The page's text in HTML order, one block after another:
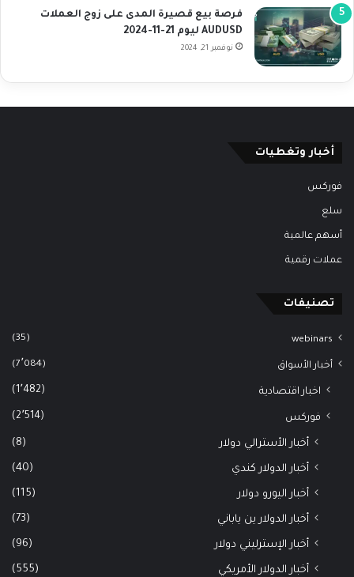
فرصة بيع قصيرة المدى على زوج العملات
AUDUSD ليوم 21-11-2024
نوفمبر 21, 2024
أخبار وتغطيات
فوركس
سلع
أسهم عالمية
عملات رقمية
تصنيفات
webinars
(35)
أخبار الأسواق (7٬084)
اخبار اقتصادية (1٬482)
فوركس (2٬514)
أخبار الأسترالي دولار (8)
أخبار الدولار كندي (40)
أخبار اليورو دولار (115)
أخبار الدولار ين ياباني (73)
أخبار الإسترليني دولار (96)
أخبار الدولار الأمريكي (555)